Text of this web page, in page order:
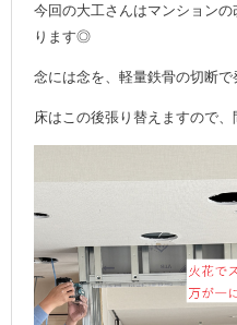
今回の大工さんはマンション
ります◎
念には念を、軽量鉄骨の切断
床はこの後張り替えますので